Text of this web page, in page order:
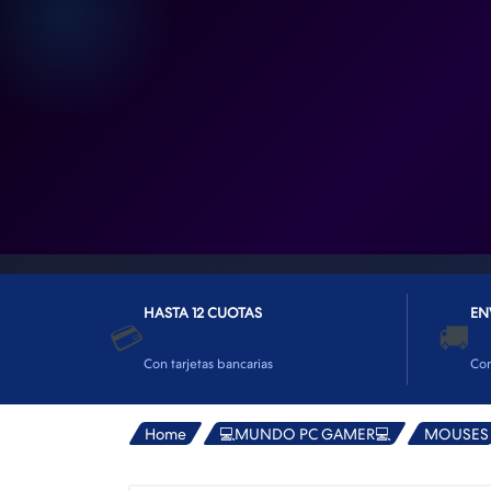
💳
HASTA 12 CUOTAS
Con tarjetas bancarias
🚚
Home 💻MUNDO PC GAMER💻 MOUSES